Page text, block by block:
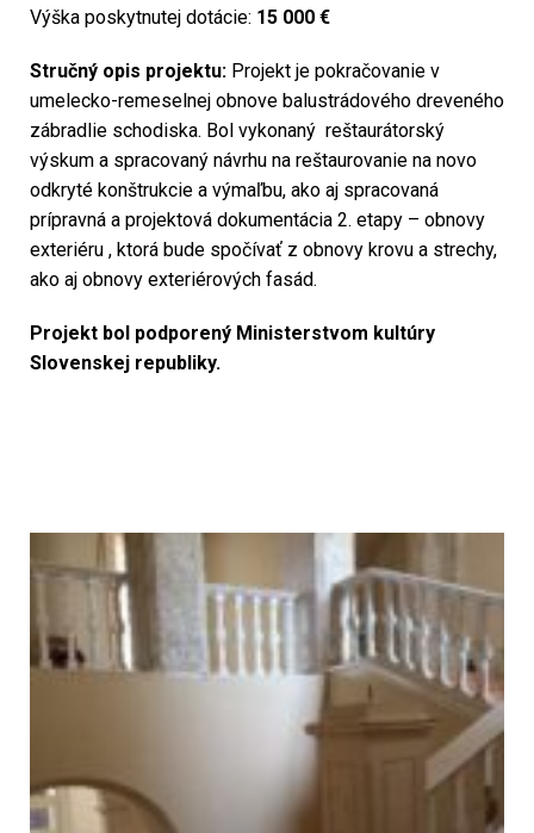
Výška poskytnutej dotácie: 15 000 €
Stručný opis projektu: Projekt je pokračovanie v
umelecko-remeselnej obnove balustrádového dreveného
zábradlie schodiska. Bol vykonaný reštaurátorský
výskum a spracovaný návrhu na reštaurovanie na novo
odkryté konštrukcie a výmaľbu, ako aj spracovaná
prípravná a projektová dokumentácia 2. etapy – obnovy
exteriéru , ktorá bude spočívať z obnovy krovu a strechy,
ako aj obnovy exteriérových fasád.
Projekt bol podporený Ministerstvom kultúry
Slovenskej republiky.